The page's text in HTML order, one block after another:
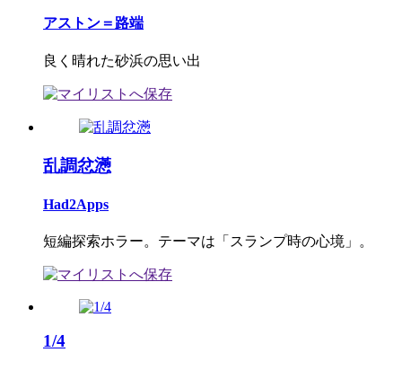
アストン＝路端
良く晴れた砂浜の思い出
乱調忿懣
Had2Apps
短編探索ホラー。テーマは「スランプ時の心境」。
1/4